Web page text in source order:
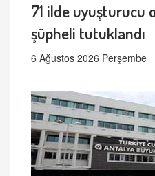
71 ilde uyuşturucu
şüpheli tutuklandı
6 Ağustos 2026 Perşembe